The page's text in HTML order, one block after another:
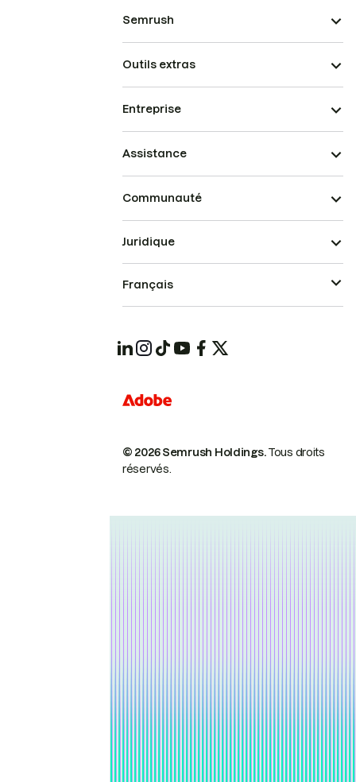
Semrush
Outils extras
Entreprise
Assistance
Communauté
© 2026 Semrush Holdings.Tous droits
réservés.
Juridique
Français